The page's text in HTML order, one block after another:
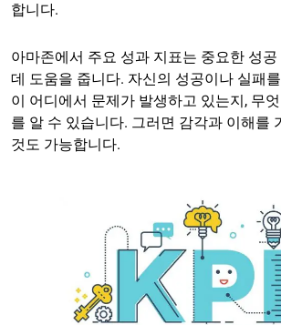
합니다.
아마존에서 주요 성과 지표는 중요한 성
데 도움을 줍니다. 자신의 성공이나 실패
이 어디에서 문제가 발생하고 있는지, 무
를 알 수 있습니다. 그러면 감각과 이해를
것도 가능합니다.